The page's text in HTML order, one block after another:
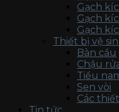
Gạch
Gạch
Gạch
Thiết bị vệ
Bàn cầu
Chậu
Tiểu
Sen vòi
Các